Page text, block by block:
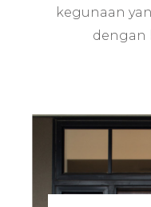
kegunaan
dengan